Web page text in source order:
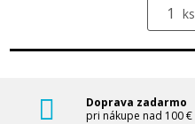
ks
Doprava zadarmo
pri nákupe nad 100 €